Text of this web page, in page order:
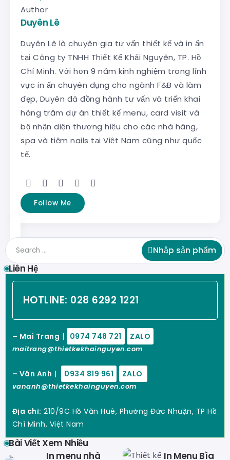
Author
Duyên Lê
Duyên Lê là chuyên gia tư vấn thiết kế và in ấn
tại Công ty TNHH Thiết Kế Khải Nguyên, TP. Hồ
Chí Minh. Với hơn 9 năm kinh nghiệm trong lĩnh
vực in ấn chuyên dụng cho ngành F&B và làm
đẹp, Duyên đã đồng hành tư vấn và triển khai
hàng trăm dự án thiết kế menu, card visit và
bộ nhận diện thương hiệu cho các nhà hàng,
spa và tiệm nails tại Việt Nam cũng như quốc
tế.
Follow Me
Nhập sản phẩm
Liên Hệ
HOTLINE: 028 6292 1221
– Mai Trang | 0974 748 721 ZALO
maitrang@thietkekhainguyen.com
– Vân Anh | 0934 819 961 ZALO
vananh@thietkekhainguyen.com
Địa chỉ: 210/9C Hồ Văn Huê, Phường Đức Nhuận, TP Hồ
Chí Minh, Việt Nam
Bài Viết Xem Nhiều
In menu nhà
In Menu Bìa